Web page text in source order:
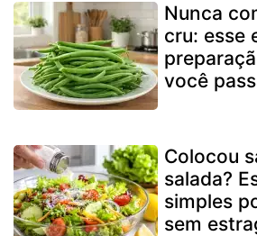
Nunca
cru: esse
você
Colocou
salada?
simples
sem